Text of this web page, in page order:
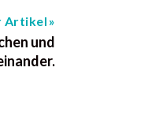
Artikel
und